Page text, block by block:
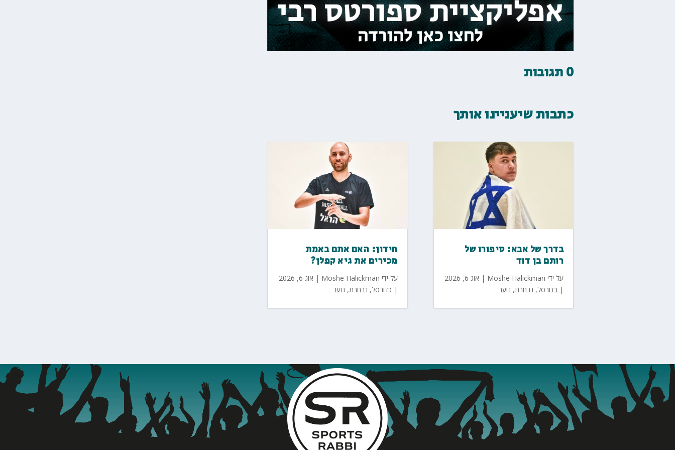
0 תגובות
כתבות שיעניינו אותך
חידון: האם אתם באמת
מכירים את גיא קפלן?
על ידי Moshe Halickman
| אוג 6, 2026
| כדורסל, נבחרת, נוער
בדרך של אבא: סיפורו של
רותם בן דוד
על ידי Moshe Halickman
| אוג 6, 2026
| כדורסל, נבחרת, נוער